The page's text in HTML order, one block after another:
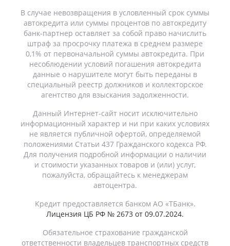
В случае невозвращения в условленный срок суммы
автокредита или суммы процентов по автокредиту
банк-партнер оставляет за собой право начислить
штраф за просрочку платежа в среднем размере
0,1% от первоначальной суммы автокредита. При
несоблюдении условий погашения автокредита
данные о нарушителе могут быть переданы в
специальный реестр должников и коллекторское
агентство для взыскания задолженности.
Данный Интернет-сайт носит исключительно
информационный характер и ни при каких условиях
не является публичной офертой, определяемой
положениями Статьи 437 Гражданского кодекса РФ.
Для получения подробной информации о наличии
и стоимости указанных товаров и (или) услуг,
пожалуйста, обращайтесь к менеджерам
автоцентра.
Кредит предоставляется банком АО «ТБанк».
Лицензия ЦБ РФ № 2673 от 09.07.2024.
Обязательное страхование гражданской
ответственности владельцев транспортных средств